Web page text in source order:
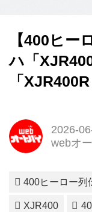
【400ヒー
ハ「
「
2026-
webオ
400ヒーロー列
XJR400